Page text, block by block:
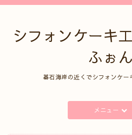
シフォンケーキ
ふぉん
碁石海岸の近くでシフォンケー
メニュー